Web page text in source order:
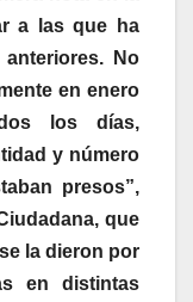
a las que ha
No
en enero
los días,
y número
presos”,
que
la dieron por
en distintas